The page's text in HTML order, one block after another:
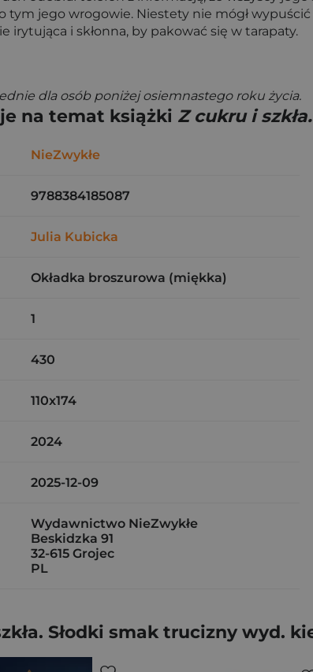
tym jego wrogowie. Niestety nie mógł
irytująca i skłonna, by pakować się w tarapaty.
dla osób poniżej osiemnastego roku życia.
na temat książki Z cukru i
NieZwykłe
9788384185087
Julia Kubicka
Okładka broszurowa (miękka)
1
430
110x174
2024
2025-12-09
Wydawnictwo NieZwykłe
Beskidzka 91
32-615 Grojec
PL
Słodki smak trucizny wyd.